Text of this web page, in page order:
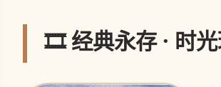
🎞️ 经典永存 · 时